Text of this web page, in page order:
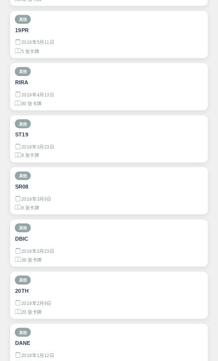
其他
19PR
2019年5月11日
5 张卡牌
其他
RIRA
2019年4月13日
80 张卡牌
其他
ST19
2019年3月23日
8 张卡牌
其他
SR08
2019年3月9日
8 张卡牌
其他
DBIC
2019年2月23日
36 张卡牌
其他
20TH
2019年2月9日
20 张卡牌
其他
DANE
2019年1月12日